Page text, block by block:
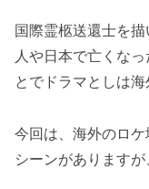
国際霊柩送還士を
人や日本で亡くな
とでドラマとしは海
今回は、海外のロ
シーンがあります